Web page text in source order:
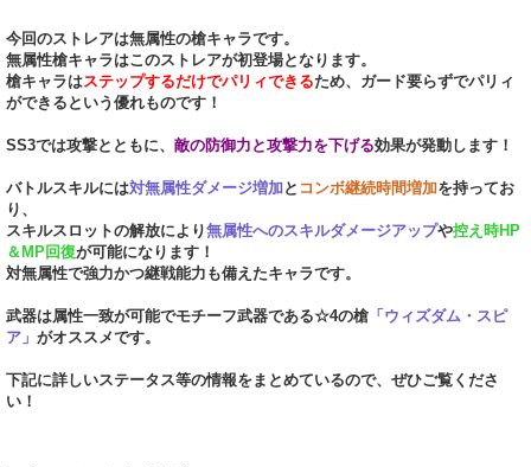
今回のストレアは無属性の槍キャラです。
無属性槍キャラはこのストレアが初登場となります。
槍キャラはステップするだけでパリィできるため、ガード要らずでパリィ
ができるという優れものです！
SS3では攻撃とともに、 敵の防御力と攻撃力を下げる効果が発動します！
バトルスキルには対無属性ダメージ増加 と コンボ継続時間増加を持ってお
り、
スキルスロットの解放により無属性へのスキルダメージアップや控え時HP
＆MP回復が可能になります！
対無属性で強力かつ継戦能力も備えたキャラです。
武器は属性一致が可能でモチーフ武器である☆4の槍 「ウィズダム・スピ
ア」 がオススメです。
下記に詳しいステータス等の情報をまとめているので、ぜひご覧くださ
い！